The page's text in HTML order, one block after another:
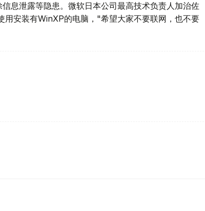
息泄露等隐患。微软日本公司最高技术负责人加治佐
安装有WinXP的电脑，"希望大家不要联网，也不要